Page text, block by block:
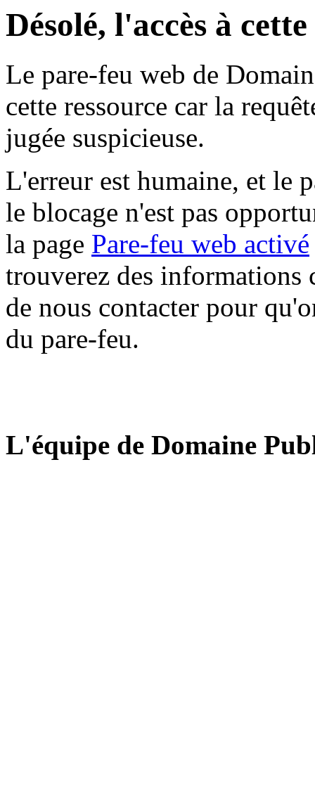
Désolé, l'accès à
Le pare-feu web de
cette ressource car la
jugée suspicieuse.
L'erreur est humaine, et le
le blocage n'est pas
la page Pare-feu web activé
trouverez des informations
de nous contacter pour
du pare-feu.
L'équipe de Domaine